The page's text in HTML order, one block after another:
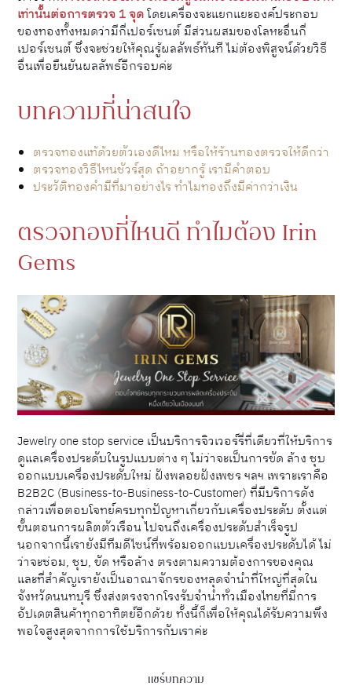
เท่านั้นต่อการตรวจ 1 จุดโดยเครื่องจะแยกแยะองค์ประกอบ
ของทองทั้งหมดว่ามีกี่เปอร์เซนต์ มีส่วนผสมของโลหะอื่นกี่
เปอร์เซนต์ ซึ่งจะช่วยให้คุณรู้ผลลัพธ์ทันที ไม่ต้องพิสูจน์ด้วยวิธี
อื่นเพื่อยืนยันผลลัพธ์อีกรอบค่ะ
บทความที่น่าสนใจ
ตรวจทองแท้ด้วยตัวเองดีไหม หรือให้ร้านทองตรวจให้ดีกว่า
ตรวจทองวิธีไหนชัวร์สุด ถ้าอยากรู้ เรามีคำตอบ
ประวัติทองคำมีที่มาอย่างไร ทำไมทองถึงมีค่ากว่าเงิน
ตรวจทองที่ไหนดี ทำไมต้อง Irin
Gems
Jewelry one stop service เป็นบริการจิวเวอร์รี่ที่เดียวที่ให้บริการ
ดูแลเครื่องประดับในรูปแบบต่าง ๆ ไม่ว่าจะเป็นการขัด ล้าง ชุบ
ออกแบบเครื่องประดับใหม่ ฝังพลอยฝังเพชร ฯลฯ เพราะเราคือ
B2B2C (Business-to-Business-to-Customer) ที่มีบริการดัง
กล่าวเพื่อตอบโจทย์ครบทุกปัญหาเกี่ยวกับเครื่องประดับ ตั้งแต่
ขั้นตอนการผลิตตัวเรือน ไปจนถึงเครื่องประดับสำเร็จรูป
นอกจากนี้เรายังมีทีมดีไซน์ที่พร้อมออกแบบเครื่องประดับได้ ไม่
ว่าจะซ่อม, ชุบ, ขัด หรือล้าง ตรงตามความต้องการของคุณ
และที่สำคัญเรายังเป็นอาณาจักรของหลุดจำนำที่ใหญ่ที่สุดใน
จังหวัดนนทบุรี ซึ่งส่งตรงจากโรงรับจำนำทั่วเมืองไทยที่มีการ
อัปเดตสินค้าทุกอาทิตย์อีกด้วย ทั้งนี้ก็เพื่อให้คุณได้รับความพึง
พอใจสูงสุดจากการใช้บริการกับเราค่ะ
แชร์บทความ